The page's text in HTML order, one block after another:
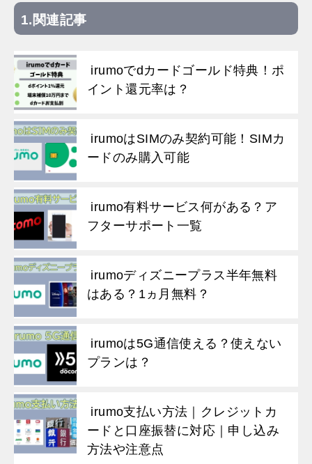
関連記事
irumoでdカードゴールド特典！ポ
イント還元率は？
irumoはSIMのみ契約可能！SIMカ
ードのみ購入可能
irumo有料サービス何がある？ア
フターサポート一覧
irumoディズニープラス半年無料
はある？1ヵ月無料？
irumoは5G通信使える？使えない
プランは？
irumo支払い方法｜クレジットカ
ードと口座振替に対応｜申し込み
方法や注意点